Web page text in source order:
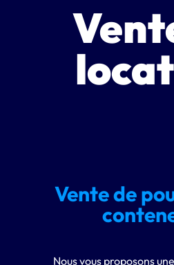
Vente de
Nous vous proposons